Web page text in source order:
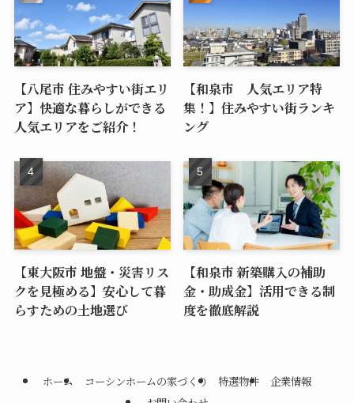
【八尾市 住みやすい街エリ
ア】快適な暮らしができる
人気エリアをご紹介！
【和泉市 人気エリア特
集！】住みやすい街ランキ
ング
【東大阪市 地盤・災害リス
クを見極める】安心して暮
らすための土地選び
【和泉市 新築購入の補助
金・助成金】活用できる制
度を徹底解説
ホーム コーシンホームの家づくり 特選物件
企業情報